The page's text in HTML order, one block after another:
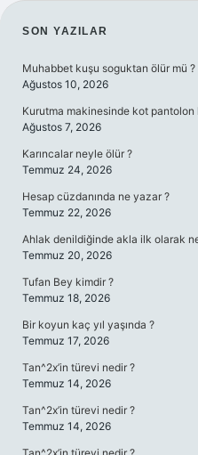
SIDEBAR
SON YAZILAR
Muhabbet kuşu soguktan ölür mü ?
Ağustos 10, 2026
Kurutma makinesinde kot
Ağustos 7, 2026
Karıncalar neyle ölür ?
Temmuz 24, 2026
Hesap cüzdanında ne yazar ?
Temmuz 22, 2026
Ahlak denildiğinde akla ilk olarak
Temmuz 20, 2026
Tufan Bey kimdir ?
Temmuz 18, 2026
Bir koyun kaç yıl yaşında ?
Temmuz 17, 2026
Tan^2x’in türevi nedir ?
Temmuz 14, 2026
Tan^2x’in türevi nedir ?
Temmuz 14, 2026